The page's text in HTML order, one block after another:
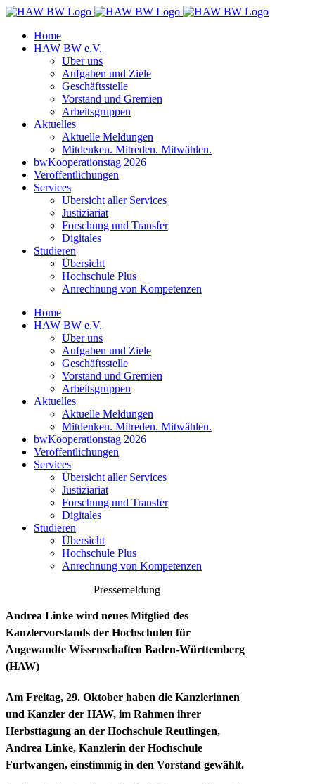
Zum
springenHome
HAW BW e.V.
Über uns
Aufgaben und Ziele
Geschäftsstelle
Vorstand und Gremien
Arbeitsgruppen
Aktuelles
Aktuelle Meldungen
Mitdenken. Mitreden. Mitwählen.
bwKooperationstag 2026
Veröffentlichungen
Services
Übersicht aller Services
Justiziariat
Forschung und Transfer
Digitales
Studieren
Übersicht
Hochschule Plus
Anrechnung von Kompetenzen
Home
HAW BW e.V.
Über uns
Aufgaben und Ziele
Geschäftsstelle
Vorstand und Gremien
Arbeitsgruppen
Aktuelles
Aktuelle Meldungen
Mitdenken. Mitreden. Mitwählen.
bwKooperationstag 2026
Veröffentlichungen
Services
Übersicht aller Services
Justiziariat
Forschung und Transfer
Digitales
Studieren
Übersicht
Hochschule Plus
Anrechnung von Kompetenzen
Pressemeldung
Andrea Linke wird neues Mitglied des
Kanzlervorstands der Hochschulen für
Angewandte Wissenschaften Baden-Württemberg
(HAW)
Am Freitag, 29. Oktober haben die Kanzlerinnen
und Kanzler der HAW, im Rahmen ihrer
Herbsttagung an der Hochschule Reutlingen,
Andrea Linke, Kanzlerin der Hochschule
Furtwangen, einstimmig in den Vorstand gewählt.